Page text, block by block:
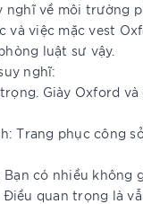
về môi trường
và việc mặc vest
luật sư vậy.
nghĩ:
Giày Oxford
Trang phục công
có nhiều
quan trọng là